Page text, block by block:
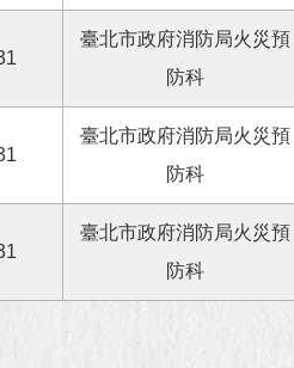
臺北市政府消防局火災預
防科
臺北市政府消防局火災預
防科
臺北市政府消防局火災預
防科